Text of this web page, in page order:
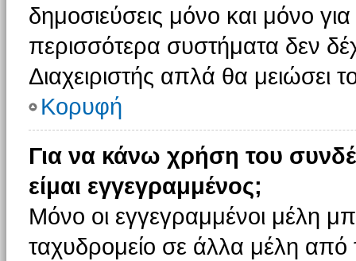
δημοσιεύσεις μόνο και μόνο
περισσότερα συστήματα δεν
Διαχειριστής απλά θα μειώσει
Κορυφή
Για να κάνω χρήση του
είμαι εγγεγραμμένος;
Μόνο οι εγγεγραμμένοι μέλη
ταχυδρομείο σε άλλα μέλη